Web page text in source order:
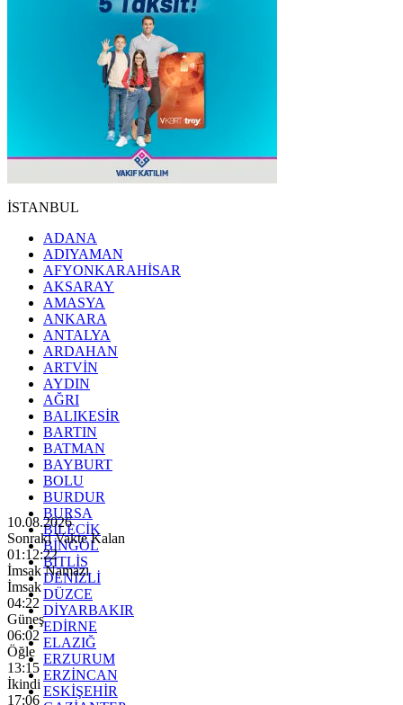
İSTANBUL
ADANA
ADIYAMAN
AFYONKARAHİSAR
AKSARAY
AMASYA
ANKARA
ANTALYA
ARDAHAN
ARTVİN
AYDIN
AĞRI
BALIKESİR
BARTIN
BATMAN
BAYBURT
BOLU
BURDUR
BURSA
BİLECİK
BİNGÖL
BİTLİS
DENİZLİ
DÜZCE
DİYARBAKIR
EDİRNE
ELAZIĞ
ERZURUM
ERZİNCAN
ESKİŞEHİR
10.08.2026
Sonraki Vakte Kalan
01:12:20
İmsak Namazı
İmsak
04:22
Güneş
06:02
Öğle
13:15
İkindi
17:06